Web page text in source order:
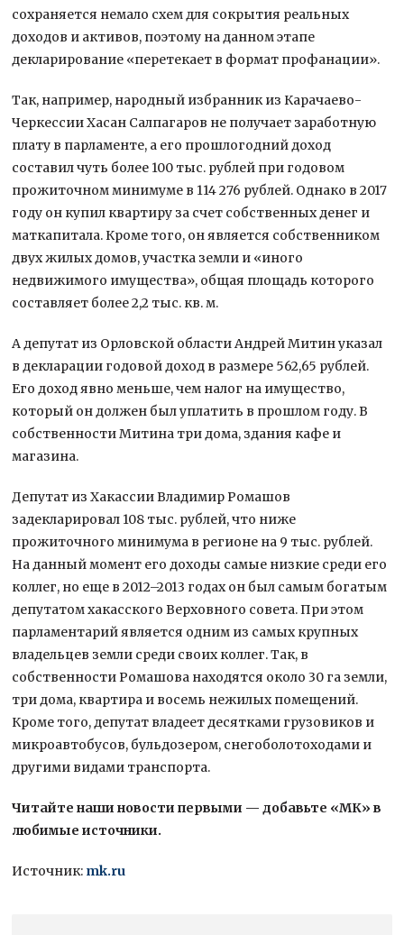
сохраняется немало схем для сокрытия реальных
доходов и активов, поэтому на данном этапе
декларирование «перетекает в формат профанации».
Так, например, народный избранник из Карачаево-
Черкессии Хасан Салпагаров не получает заработную
плату в парламенте, а его прошлогодний доход
составил чуть более 100 тыс. рублей при годовом
прожиточном минимуме в 114 276 рублей. Однако в 2017
году он купил квартиру за счет собственных денег и
маткапитала. Кроме того, он является собственником
двух жилых домов, участка земли и «иного
недвижимого имущества», общая площадь которого
составляет более 2,2 тыс. кв. м.
А депутат из Орловской области Андрей Митин указал
в декларации годовой доход в размере 562,65 рублей.
Его доход явно меньше, чем налог на имущество,
который он должен был уплатить в прошлом году. В
собственности Митина три дома, здания кафе и
магазина.
Депутат из Хакассии Владимир Ромашов
задекларировал 108 тыс. рублей, что ниже
прожиточного минимума в регионе на 9 тыс. рублей.
На данный момент его доходы самые низкие среди его
коллег, но еще в 2012–2013 годах он был самым богатым
депутатом хакасского Верховного совета. При этом
парламентарий является одним из самых крупных
владельцев земли среди своих коллег. Так, в
собственности Ромашова находятся около 30 га земли,
три дома, квартира и восемь нежилых помещений.
Кроме того, депутат владеет десятками грузовиков и
микроавтобусов, бульдозером, снегоболотоходами и
другими видами транспорта.
Читайте наши новости первыми — добавьте «МК» в
любимые источники.
Источник: mk.ru